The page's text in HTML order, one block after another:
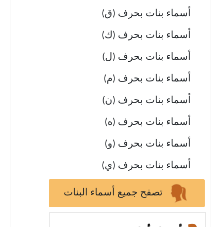
أسماء بنات بحرف (ق)
أسماء بنات بحرف (ك)
أسماء بنات بحرف (ل)
أسماء بنات بحرف (م)
أسماء بنات بحرف (ن)
أسماء بنات بحرف (ه)
أسماء بنات بحرف (و)
أسماء بنات بحرف (ي)
تصفح جميع أسماء البنات